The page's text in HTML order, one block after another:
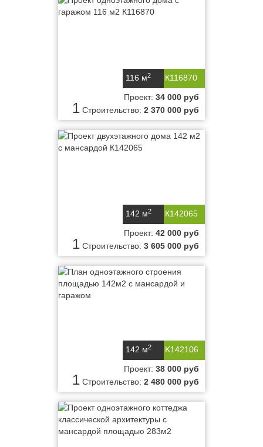
К116870
116 м2
1
Проект: 34 000 руб
Строительство: 2 370 000 руб
К142065
142 м2
1
Проект: 42 000 руб
Строительство: 3 605 000 руб
K142106
142 м2
1
Проект: 38 000 руб
Строительство: 2 480 000 руб